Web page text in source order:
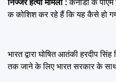
निज्जर हत्या मामला :कनाडा के
क कोशिश कर रहे हैं कि यह कैसे हो
भारत द्वारा घोषित आतंकी हरदीप
तक जाने के लिए भारत सरकार के